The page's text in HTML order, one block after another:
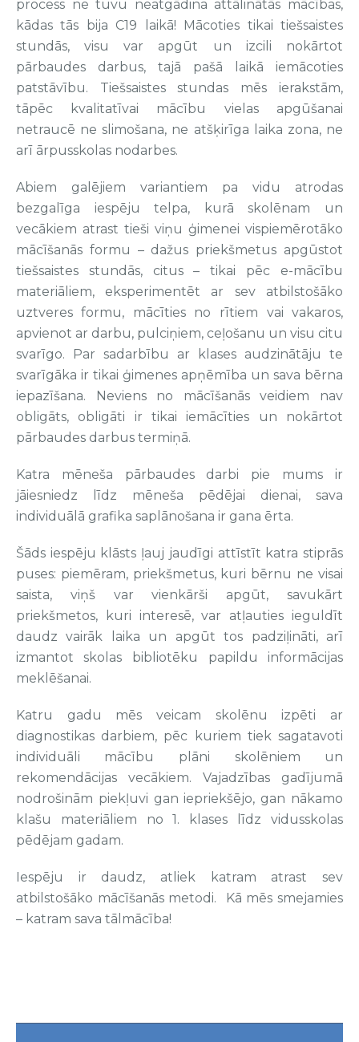
process ne tuvu neatgādina attālinātās mācības,
kādas tās bija C19 laikā! Mācoties tikai tiešsaistes
stundās, visu var apgūt un izcili nokārtot
pārbaudes darbus, tajā pašā laikā iemācoties
patstāvību. Tiešsaistes stundas mēs ierakstām,
tāpēc kvalitatīvai mācību vielas apgūšanai
netraucē ne slimošana, ne atšķirīga laika zona, ne
arī ārpusskolas nodarbes.
Abiem galējiem variantiem pa vidu atrodas
bezgalīga iespēju telpa, kurā skolēnam un
vecākiem atrast tieši viņu ģimenei vispiemērotāko
mācīšanās formu – dažus priekšmetus apgūstot
tiešsaistes stundās, citus – tikai pēc e-mācību
materiāliem, eksperimentēt ar sev atbilstošāko
uztveres formu, mācīties no rītiem vai vakaros,
apvienot ar darbu, pulciņiem, ceļošanu un visu citu
svarīgo. Par sadarbību ar klases audzinātāju te
svarīgāka ir tikai ģimenes apņēmība un sava bērna
iepazīšana. Neviens no mācīšanās veidiem nav
obligāts, obligāti ir tikai iemācīties un nokārtot
pārbaudes darbus termiņā.
Katra mēneša pārbaudes darbi pie mums ir
jāiesniedz līdz mēneša pēdējai dienai, sava
individuālā grafika saplānošana ir gana ērta.
Šāds iespēju klāsts ļauj jaudīgi attīstīt katra stiprās
puses: piemēram, priekšmetus, kuri bērnu ne visai
saista, viņš var vienkārši apgūt, savukārt
priekšmetos, kuri interesē, var atļauties ieguldīt
daudz vairāk laika un apgūt tos padziļināti, arī
izmantot skolas bibliotēku papildu informācijas
meklēšanai.
Katru gadu mēs veicam skolēnu izpēti ar
diagnostikas darbiem, pēc kuriem tiek sagatavoti
individuāli mācību plāni skolēniem un
rekomendācijas vecākiem. Vajadzības gadījumā
nodrošinām piekļuvi gan iepriekšējo, gan nākamo
klašu materiāliem no 1. klases līdz vidusskolas
pēdējam gadam.
Iespēju ir daudz, atliek katram atrast sev
atbilstošāko mācīšanās metodi. Kā mēs smejamies
– katram sava tālmācība!